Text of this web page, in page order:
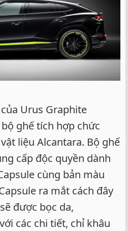
Urus Graphite
ghế tích hợp chức
liệu Alcantara. Bộ ghế
cấp độc quyền dành
cùng bản màu
ra mắt cách đây
được bọc da,
các chi tiết, chỉ khâu